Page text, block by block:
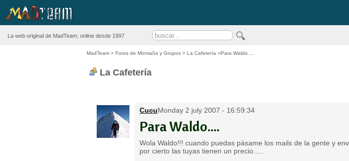
La web original de MadTeam, online desde 1997
MadTeam > Foros de Montaña y Grupos > La Cafetería >Para Waldo....
La Cafetería
CucuMonday 2 july 2007 - 16:59:34
Para Waldo....
Wola Waldo!!! cuando puedas pásame los mails de la gente y
por cierto las tuyas tienen un precio.....